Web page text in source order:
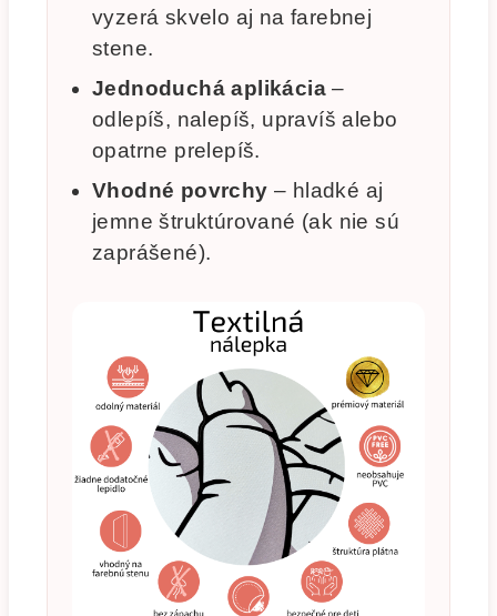
vyzerá skvelo aj na farebnej
stene.
Jednoduchá aplikácia –
odlepíš, nalepíš, upravíš alebo
opatrne prelepíš.
Vhodné povrchy – hladké aj
jemne štruktúrované (ak nie sú
zaprášené).